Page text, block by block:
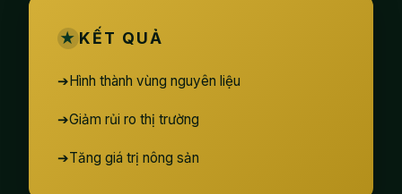
★ KẾT QUẢ
➔ Hình thành vùng nguyên liệu
➔Giảm rủi ro thị trường
➔Tăng giá trị nông sản